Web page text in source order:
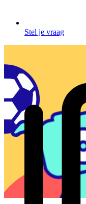
Stel je vraag